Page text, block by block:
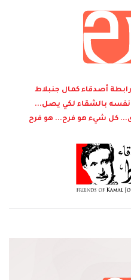
أصدقاء كمال جنبلاط
بالشقاء لكي يصل...
كل شيء هو فرح... هو فرح